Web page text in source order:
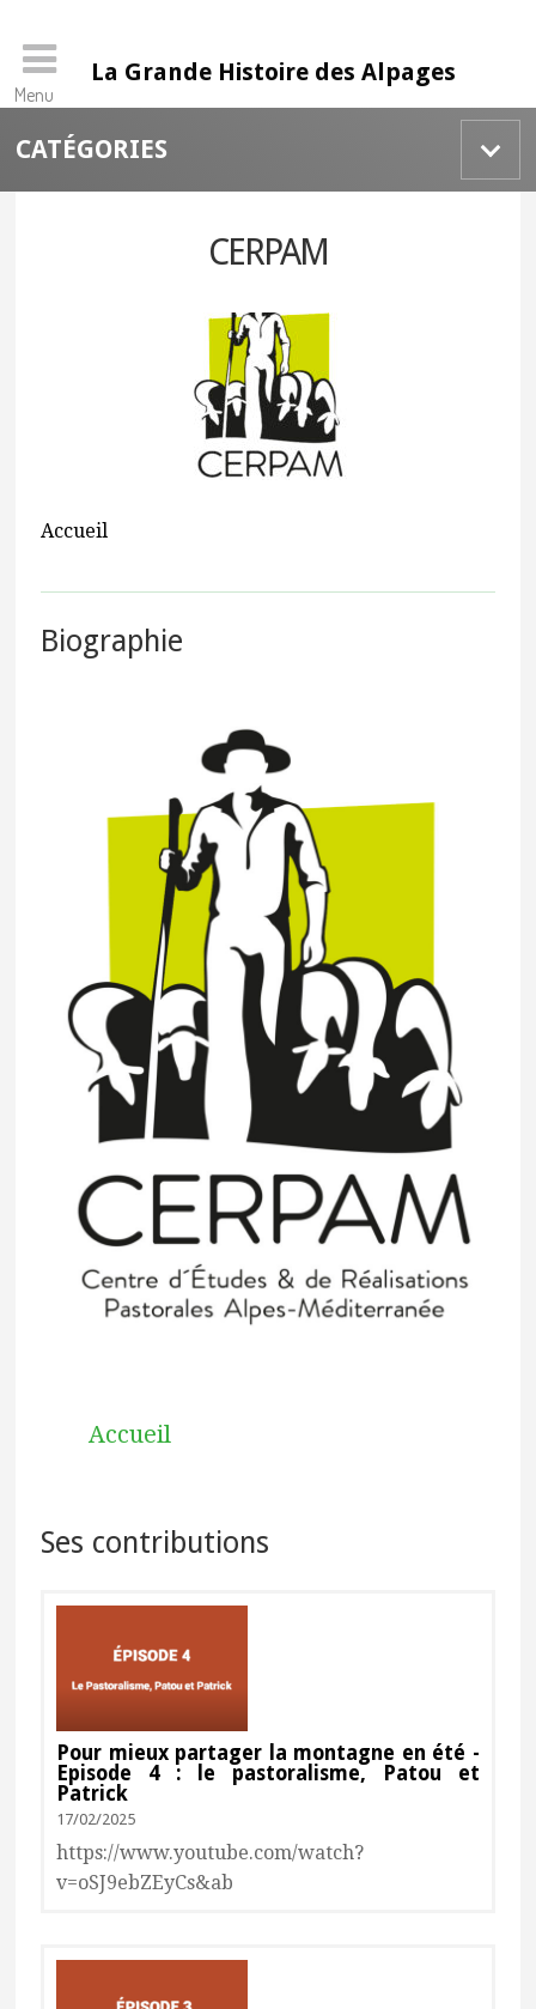
toCATÉGORIES
CERPAM
Accueil
Biographie
Accueil
Ses contributions
Consulter
Pour mieux partager la montagne en été -
Episode 4 : le pastoralisme, Patou et
Patrick
17/02/2025
https://www.youtube.com/watch?
v=oSJ9ebZEyCs&ab
Menu
La Grande Histoire des Alpages